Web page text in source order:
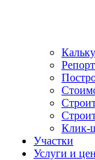
Клик-
Участки
Услуги и